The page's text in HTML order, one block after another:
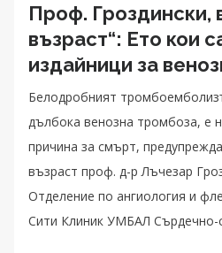
Проф. Гроздински,
възраст“: Ето кои
издайници за
Белодробният
дълбока венозна тромбоза, е
причина за смърт,
възраст проф. д-р Лъчезар
Отделение по ангиология и
Сити Клиник УМБАЛ Сърдечно-